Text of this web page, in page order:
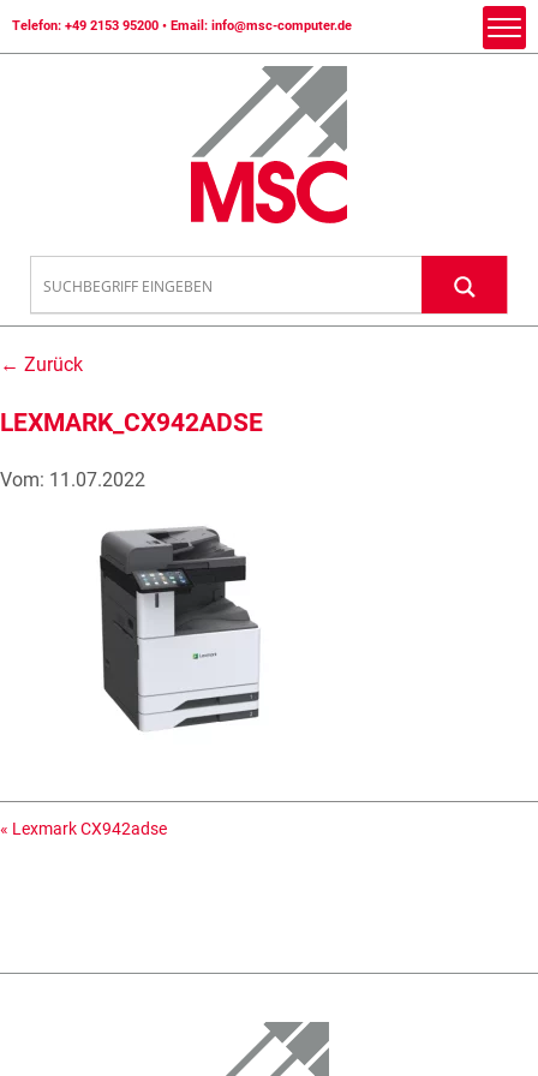
Telefon: +49 2153 95200 • Email: info@msc-computer.de
← Zurück
LEXMARK_CX942ADSE
Vom: 11.07.2022
« Lexmark CX942adse